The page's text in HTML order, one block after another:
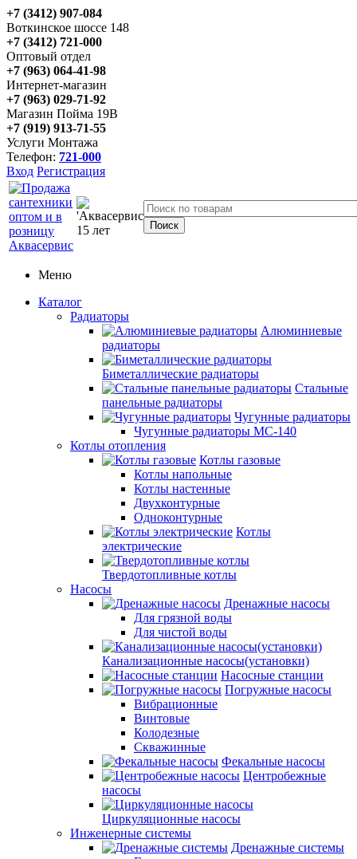
+7 (3412) 907-084
Воткинское шоссе 148
+7 (3412) 721-000
Оптовый отдел
+7 (963) 064-41-98
Интернет-магазин
+7 (963) 029-71-92
Магазин Пойма 19В
+7 (919) 913-71-55
Услуги Монтажа
Телефон: 721-000
Вход Регистрация
Меню
Каталог
Радиаторы
Алюминиевые
радиаторы
Биметаллические радиаторы
Стальные
панельные радиаторы
Чугунные радиаторы
Чугунные радиаторы МС-140
Котлы отопления
Котлы газовые
Котлы напольные
Котлы настенные
Двухконтурные
Одноконтурные
Котлы
электрические
Твердотопливные котлы
Насосы
Дренажные насосы
Для грязной воды
Для чистой воды
Канализационные насосы(установки)
Насосные станции
Погружные насосы
Вибрационные
Винтовые
Колодезные
Скважинные
Фекальные насосы
Центробежные
насосы
Циркуляционные насосы
Инженерные системы
Дренажные системы